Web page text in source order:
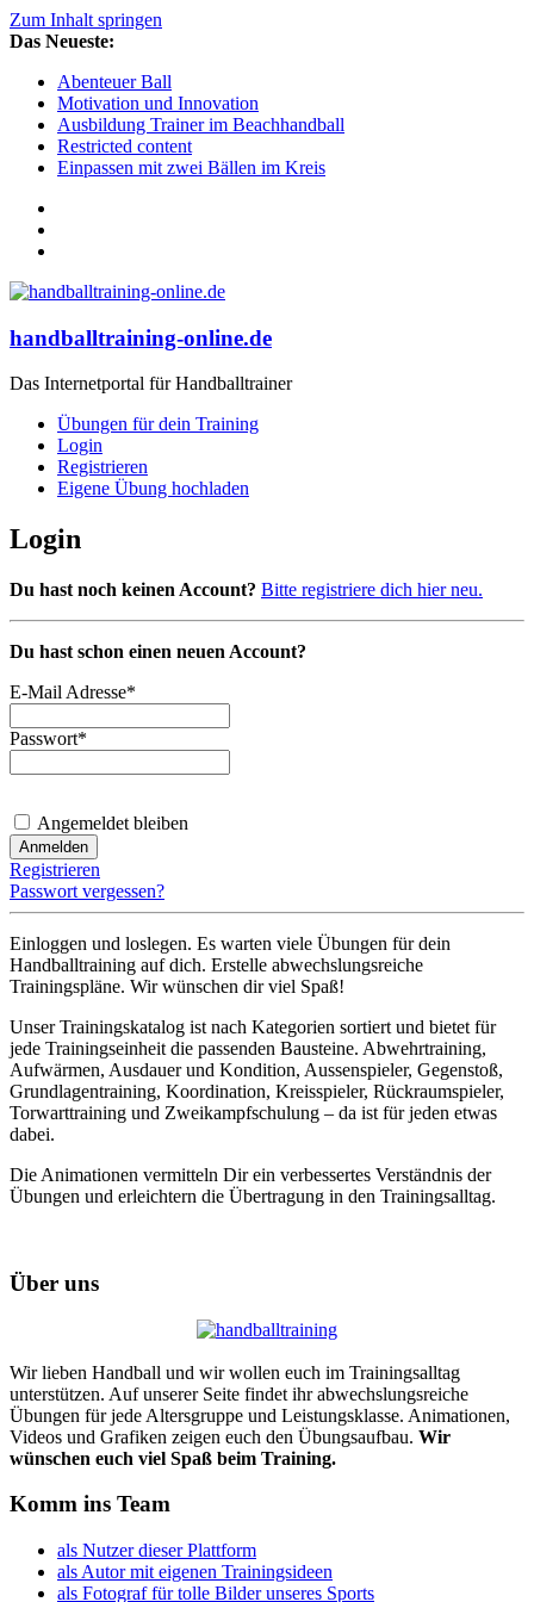
Zum Inhalt springen
Das Neueste:
Abenteuer Ball
Motivation und Innovation
Ausbildung Trainer im Beachhandball
Restricted content
Einpassen mit zwei Bällen im Kreis
handballtraining-online.de
Das Internetportal für Handballtrainer
Übungen für dein Training
Login
Registrieren
Eigene Übung hochladen
Login
Du hast noch keinen Account? Bitte registriere dich hier neu.
Du hast schon einen neuen Account?
E-Mail Adresse*
Passwort*
Angemeldet bleiben
Registrieren
Passwort vergessen?
Einloggen und loslegen. Es warten viele Übungen für dein
Handballtraining auf dich. Erstelle abwechslungsreiche
Trainingspläne. Wir wünschen dir viel Spaß!
Unser Trainingskatalog ist nach Kategorien sortiert und bietet für
jede Trainingseinheit die passenden Bausteine. Abwehrtraining,
Aufwärmen, Ausdauer und Kondition, Aussenspieler, Gegenstoß,
Grundlagentraining, Koordination, Kreisspieler, Rückraumspieler,
Torwarttraining und Zweikampfschulung – da ist für jeden etwas
dabei.
Die Animationen vermitteln Dir ein verbessertes Verständnis der
Übungen und erleichtern die Übertragung in den Trainingsalltag.
Über uns
Wir lieben Handball und wir wollen euch im Trainingsalltag
unterstützen. Auf unserer Seite findet ihr abwechslungsreiche
Übungen für jede Altersgruppe und Leistungsklasse. Animationen,
Videos und Grafiken zeigen euch den Übungsaufbau. Wir
wünschen euch viel Spaß beim Training.
Komm ins Team
als Nutzer dieser Plattform
als Autor mit eigenen Trainingsideen
als Fotograf für tolle Bilder unseres Sports